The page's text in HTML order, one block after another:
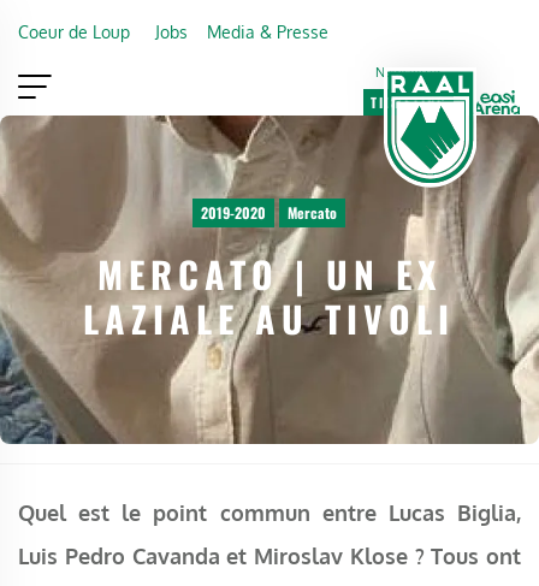
Coeur de Loup Jobs Media & Presse
Newsletter
TICKETING
VIP
FAN SHOP
2019-2020 Mercato
MERCATO | UN EX
LAZIALE AU TIVOLI
Quel est le point commun entre Lucas Biglia,
Luis Pedro Cavanda et Miroslav Klose ? Tous ont